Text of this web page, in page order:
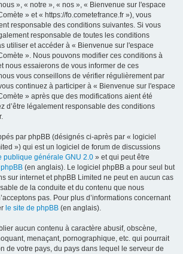
», « notre », « nos », « Bienvenue sur l'espace
» et « https://fo.cometefrance.fr »), vous
responsable des conditions suivantes. Si vous
responsable de toutes les conditions
utiliser et accéder à « Bienvenue sur l'espace
». Nous pouvons modifier ces conditions à
nous essaierons de vous informer de ces
vous conseillons de vérifier régulièrement par
continuez à participer à « Bienvenue sur l'espace
» après que des modifications aient été
d’être légalement responsable des conditions
par phpBB (désignés ci-après par « logiciel
») qui est un logiciel de forum de discussions
publique générale GNU 2.0 » et qui peut être
(en anglais). Le logiciel phpBB a pour seul but
sur internet et phpBB Limited ne peut en aucun cas
de la conduite et du contenu que nous
pas. Pour plus d’informations concernant
le site de phpBB (en anglais).
aucun contenu à caractère abusif, obscène,
menaçant, pornographique, etc. qui pourrait
de votre pays, du pays dans lequel le serveur de